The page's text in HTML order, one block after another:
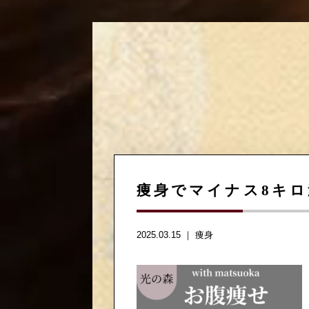
痩身でマイナス8キ
2025.03.15 ｜ 痩身